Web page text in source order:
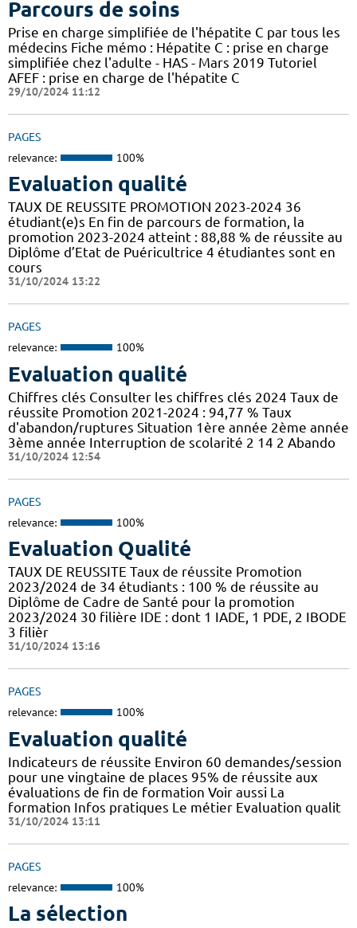
Parcours de soins
Prise en charge simplifiée de l'hépatite C par tous les
médecins Fiche mémo : Hépatite C : prise en charge
simplifiée chez l'adulte - HAS - Mars 2019 Tutoriel
AFEF : prise en charge de l'hépatite C
29/10/2024 11:12
PAGES
relevance: 100%
Evaluation qualité
TAUX DE REUSSITE PROMOTION 2023-2024 36
étudiant(e)s En fin de parcours de formation, la
promotion 2023-2024 atteint : 88,88 % de réussite au
Diplôme d’Etat de Puéricultrice 4 étudiantes sont en
cours
31/10/2024 13:22
PAGES
relevance: 100%
Evaluation qualité
Chiffres clés Consulter les chiffres clés 2024 Taux de
réussite Promotion 2021-2024 : 94,77 % Taux
d'abandon/ruptures Situation 1ère année 2ème année
3ème année Interruption de scolarité 2 14 2 Abando
31/10/2024 12:54
PAGES
relevance: 100%
Evaluation Qualité
TAUX DE REUSSITE Taux de réussite Promotion
2023/2024 de 34 étudiants : 100 % de réussite au
Diplôme de Cadre de Santé pour la promotion
2023/2024 30 filière IDE : dont 1 IADE, 1 PDE, 2 IBODE
3 filièr
31/10/2024 13:16
PAGES
relevance: 100%
Evaluation qualité
Indicateurs de réussite Environ 60 demandes/session
pour une vingtaine de places 95% de réussite aux
évaluations de fin de formation Voir aussi La
formation Infos pratiques Le métier Evaluation qualit
31/10/2024 13:11
PAGES
relevance: 100%
La sélection